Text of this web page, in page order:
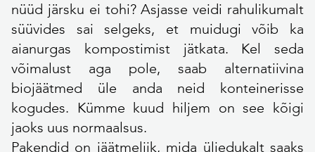
nüüd järsku ei tohi? Asjasse veidi rahulikumalt
süüvides sai selgeks, et muidugi võib ka
aianurgas kompostimist jätkata. Kel seda
võimalust aga pole, saab alternatiivina
biojäätmed üle anda neid konteinerisse
kogudes. Kümme kuud hiljem on see kõigi
jaoks uus normaalsus.
Pakendid on jäätmeliik, mida üliedukalt saaks